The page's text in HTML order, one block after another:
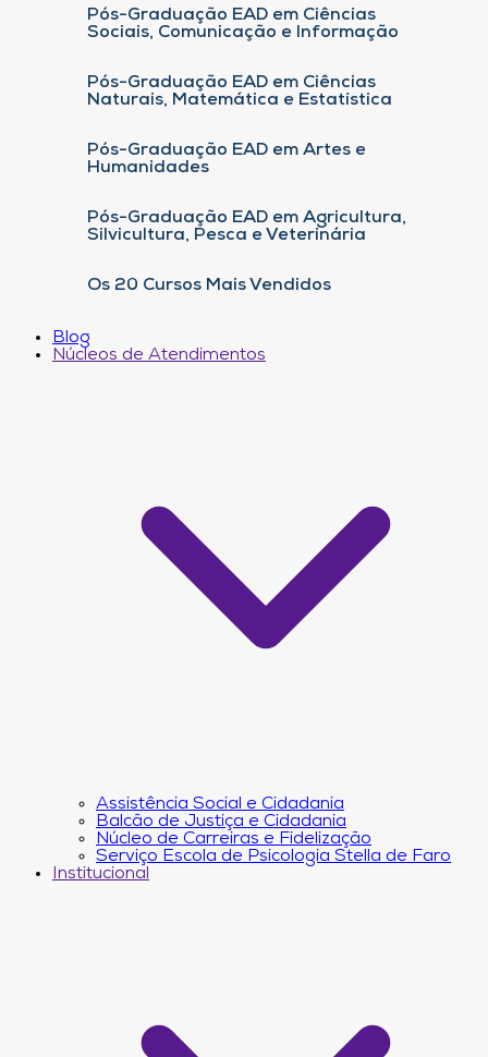
Pós-Graduação EAD em Ciências
Sociais, Comunicação e Informação
Pós-Graduação EAD em Ciências
Naturais, Matemática e Estatística
Pós-Graduação EAD em Artes e
Humanidades
Pós-Graduação EAD em Agricultura,
Silvicultura, Pesca e Veterinária
Os 20 Cursos Mais Vendidos
Blog
Núcleos de Atendimentos
Assistência Social e Cidadania
Balcão de Justiça e Cidadania
Núcleo de Carreiras e Fidelização
Serviço Escola de Psicologia Stella de Faro
Institucional